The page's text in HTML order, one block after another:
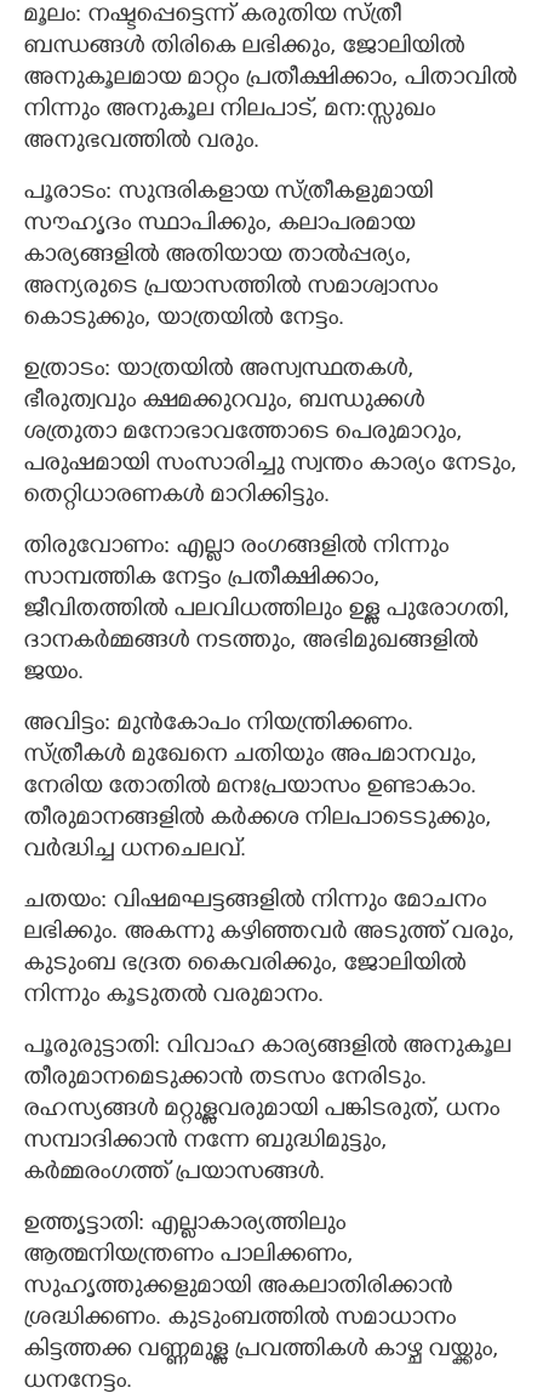
മൂലം: നഷ്ടപ്പെട്ടെന്ന് കരുതിയ സ്ത്രീ
ബന്ധങ്ങൾ തിരികെ ലഭിക്കും, ജോലിയില്‍
അനുകൂലമായ മാറ്റം പ്രതീക്ഷിക്കാം, പിതാവില്‍
നിന്നും അനുകൂല നിലപാട്, മന:സ്സുഖം
അനുഭവത്തില്‍ വരും.
പൂരാടം: സുന്ദരികളായ സ്ത്രീകളുമായി
സൗഹൃദം സ്ഥാപിക്കും, കലാപരമായ
കാര്യങ്ങളില്‍ അതിയായ താല്‍പ്പര്യം,
അന്യരുടെ പ്രയാസത്തില്‍ സമാശ്വാസം
കൊടുക്കും, യാത്രയില്‍ നേട്ടം.
ഉത്രാടം: യാത്രയില്‍ അസ്വസ്ഥതകള്‍,
ഭീരുത്വവും ക്ഷമക്കുറവും, ബന്ധുക്കള്‍
ശത്രുതാ മനോഭാവത്തോടെ പെരുമാറും,
പരുഷമായി സംസാരിച്ചു സ്വന്തം കാര്യം നേടും,
തെറ്റിധാരണകള്‍ മാറിക്കിട്ടും.
തിരുവോണം: എല്ലാ രംഗങ്ങളില്‍ നിന്നും
സാമ്പത്തിക നേട്ടം പ്രതീക്ഷിക്കാം,
ജീവിതത്തില്‍ പലവിധത്തിലും ഉള്ള പുരോഗതി,
ദാനകര്‍മ്മങ്ങള്‍ നടത്തും, അഭിമുഖങ്ങളില്‍
ജയം.
അവിട്ടം: മുന്‍കോപം നിയന്ത്രിക്കണം.
സ്ത്രീകള്‍ മുഖേനെ ചതിയും അപമാനവും,
നേരിയ തോതില്‍ മനഃപ്രയാസം ഉണ്ടാകാം.
തീരുമാനങ്ങളില്‍ കര്‍ക്കശ നിലപാടെടുക്കും,
വര്‍ദ്ധിച്ച ധനചെലവ്.
ചതയം: വിഷമഘട്ടങ്ങളിൽ നിന്നും മോചനം
ലഭിക്കും. അകന്നു കഴിഞ്ഞവര്‍ അടുത്ത് വരും,
കുടുംബ ഭദ്രത കൈവരിക്കും, ജോലിയില്‍
നിന്നും കൂടുതല്‍ വരുമാനം.
പൂരുരുട്ടാതി: വിവാഹ കാര്യങ്ങളിൽ അനുകൂല
തീരുമാനമെടുക്കാന്‍ തടസം നേരിടും.
രഹസ്യങ്ങള്‍ മറ്റുള്ളവരുമായി പങ്കിടരുത്, ധനം
സമ്പാദിക്കാന്‍ നന്നേ ബുദ്ധിമുട്ടും,
കര്‍മ്മരംഗത്ത് പ്രയാസങ്ങള്‍.
ഉത്തൃട്ടാതി: എല്ലാകാര്യത്തിലും
ആത്മനിയന്ത്രണം പാലിക്കണം,
സുഹൃത്തുക്കളുമായി അകലാതിരിക്കാൻ
ശ്രദ്ധിക്കണം. കുടുംബത്തില്‍ സമാധാനം
കിട്ടത്തക്ക വണ്ണമുള്ള പ്രവത്തികള്‍ കാഴ്ച വയ്ക്കും,
ധനനേട്ടം.
Share this link